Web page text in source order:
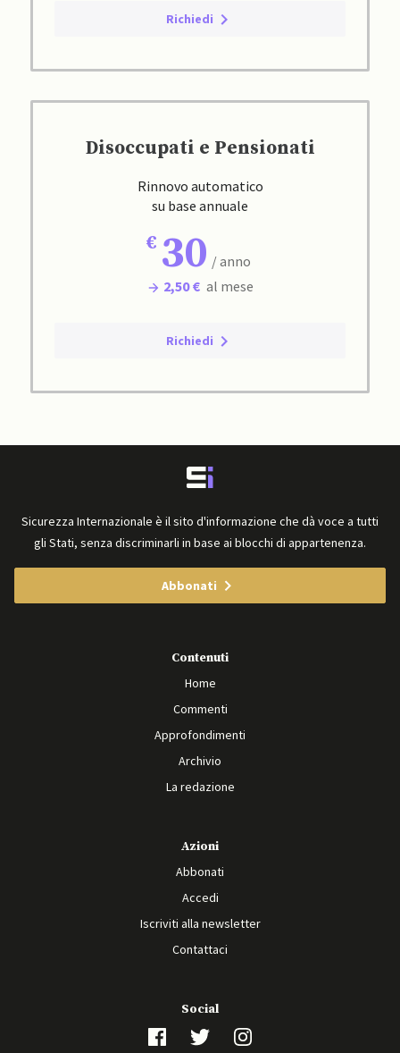
Richiedi
Disoccupati e Pensionati
Rinnovo automatico
su base annuale
30 / anno
2,50 € al mese
Richiedi
Sicurezza Internazionale è il sito d'informazione che dà voce a tutti
gli Stati, senza discriminarli in base ai blocchi di appartenenza.
Abbonati
Contenuti
Home
Commenti
Approfondimenti
Archivio
La redazione
Azioni
Abbonati
Accedi
Iscriviti alla newsletter
Contattaci
Social